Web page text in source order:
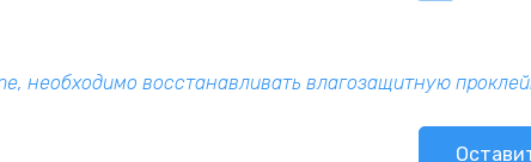
необходимо восстанавливать влагозащитную